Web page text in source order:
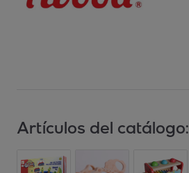
Artículos del catálogo: